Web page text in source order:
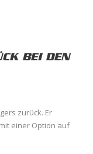
BEI DEN
zurück. Er
einer Option auf